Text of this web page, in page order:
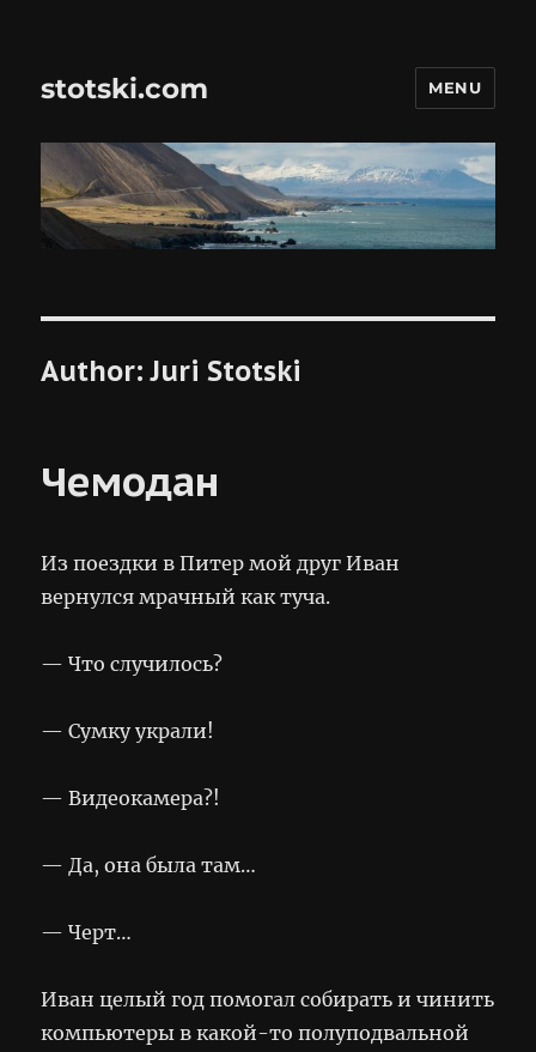
stotski.com MENU
Author:Juri Stotski
Чемодан
Из поездки в Питер мой друг Иван
вернулся мрачный как туча.
— Что случилось?
— Сумку украли!
— Видеокамера?!
— Да, она была там…
— Черт…
Иван целый год помогал собирать и чинить
компьютеры в какой-то полуподвальной